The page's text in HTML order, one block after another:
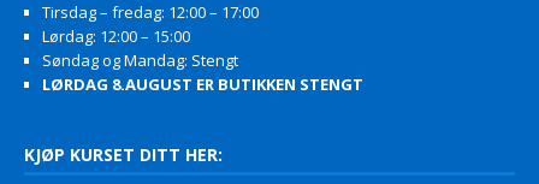
Tirsdag – fredag: 12:00 – 17:00
Lørdag: 12:00 – 15:00
Søndag og Mandag: Stengt
LØRDAG 8.AUGUST ER BUTIKKEN STENGT
KJØP KURSET DITT HER: